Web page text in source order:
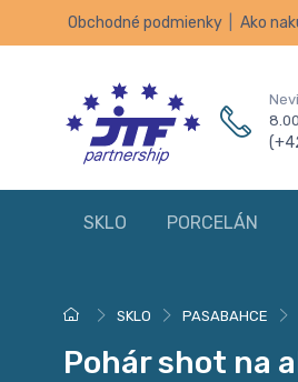
Obchodné podmienky Ako
SKLO PORCELÁN
SKLO PASABAHCE
Pohár shot na